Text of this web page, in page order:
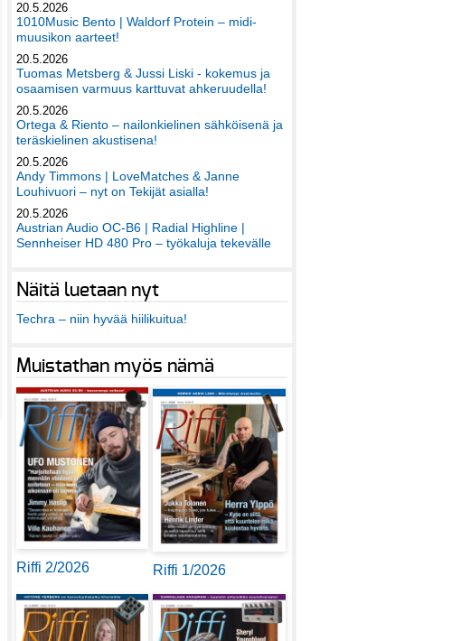
20.5.2026
1010Music Bento | Waldorf Protein – midi-
muusikon aarteet!
20.5.2026
Tuomas Metsberg & Jussi Liski - kokemus ja
osaamisen varmuus karttuvat ahkeruudella!
20.5.2026
Ortega & Riento – nailonkielinen sähköisenä ja
teräskielinen akustisena!
20.5.2026
Andy Timmons | LoveMatches & Janne
Louhivuori – nyt on Tekijät asialla!
20.5.2026
Austrian Audio OC-B6 | Radial Highline |
Sennheiser HD 480 Pro – työkaluja tekevälle
Näitä luetaan nyt
Techra – niin hyvää hiilikuitua!
Muistathan myös nämä
Riffi 2/2026 Riffi 1/2026